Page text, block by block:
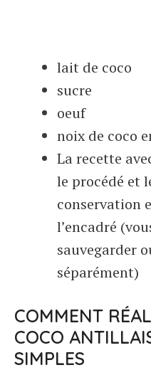
lait de coco
sucre
oeuf
noix de coco
La recette
le procédé et
conservation
l’encadré
sauvegarder
séparément)
COMMENT
COCO
SIMPLES